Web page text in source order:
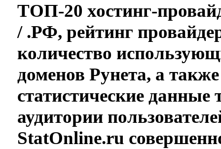
ТОП-20 хостинг-
/ .РФ, рейтинг
количество
доменов Рунета, а
статистические
аудитории
StatOnline.ru